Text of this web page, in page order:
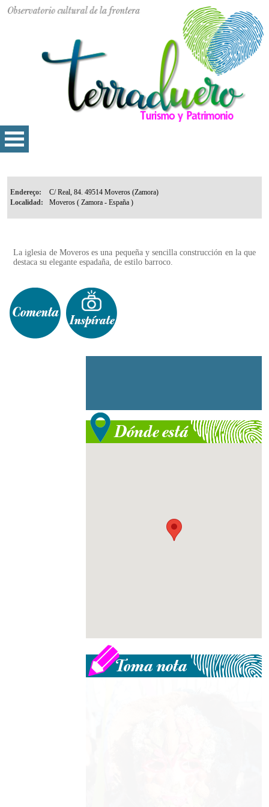
Endereço:
Localidad:
La iglesia de Moveros es una pequeña y sencilla construcción en la que
destaca su elegante espadaña, de estilo barroco.